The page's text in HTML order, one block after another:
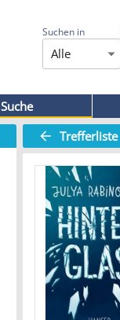
Suchen in
Alle
Suche
Trefferliste